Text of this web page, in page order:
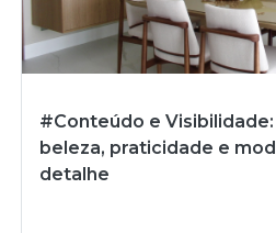
#Conteúdo e
beleza, praticidade e
detalhe